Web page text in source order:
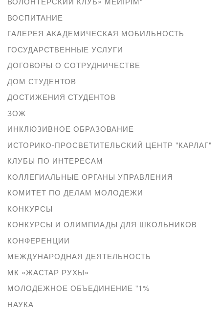
ВОСПИТАНИЕ
ГАЛЕРЕЯ АКАДЕМИЧЕСКАЯ МОБИЛЬНОСТЬ
ГОСУДАРСТВЕННЫЕ УСЛУГИ
ДОГОВОРЫ О СОТРУДНИЧЕСТВЕ
ДОМ СТУДЕНТОВ
ДОСТИЖЕНИЯ СТУДЕНТОВ
ЗОЖ
ИНКЛЮЗИВНОЕ ОБРАЗОВАНИЕ
ИСТОРИКО-ПРОСВЕТИТЕЛЬСКИЙ ЦЕНТР "КАРЛАГ"
КЛУБЫ ПО ИНТЕРЕСАМ
КОЛЛЕГИАЛЬНЫЕ ОРГАНЫ УПРАВЛЕНИЯ
КОМИТЕТ ПО ДЕЛАМ МОЛОДЕЖИ
КОНКУРСЫ
КОНКУРСЫ И ОЛИМПИАДЫ ДЛЯ ШКОЛЬНИКОВ
КОНФЕРЕНЦИИ
МЕЖДУНАРОДНАЯ ДЕЯТЕЛЬНОСТЬ
МК «ЖАСТАР РУХЫ»
МОЛОДЕЖНОЕ ОБЪЕДИНЕНИЕ "1%
НАУКА